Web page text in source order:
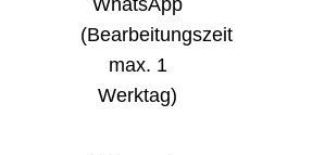
(Bearbeitungszeit
max. 1
Werktag)